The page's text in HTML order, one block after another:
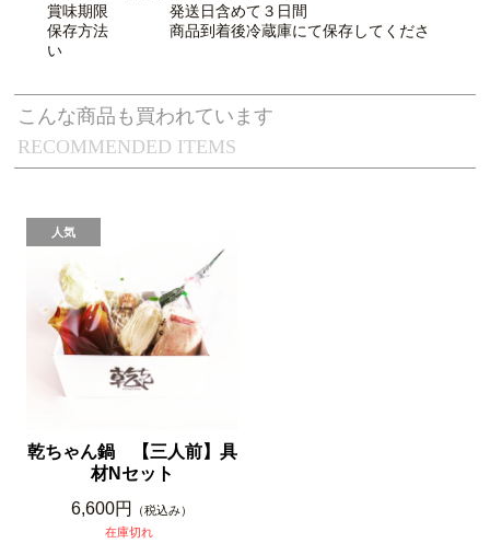
賞味期限発送日含めて３日間
保存方法商品到着後冷蔵庫にて保存してくださ
い
RECOMMENDED ITEMS
こんな商品も買われています
乾ちゃん鍋 【三人前】具
材Nセット
6,600円
（税込み）
在庫切れ